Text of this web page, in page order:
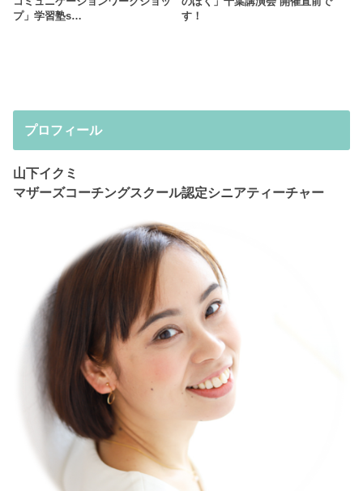
プ」学習塾s…
す！
プロフィール
山下イクミ
マザーズコーチングスクール認定シニアティーチャー